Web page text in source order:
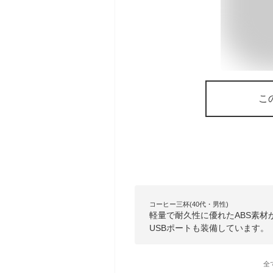
こ
コーヒー三杯(40代・男性)
軽量で耐久性に優れたABS素材
USBポートも装備しています。
全